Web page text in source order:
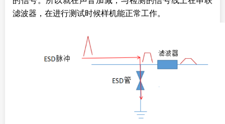
滤波器，在进行测试时候样机能正常工作。